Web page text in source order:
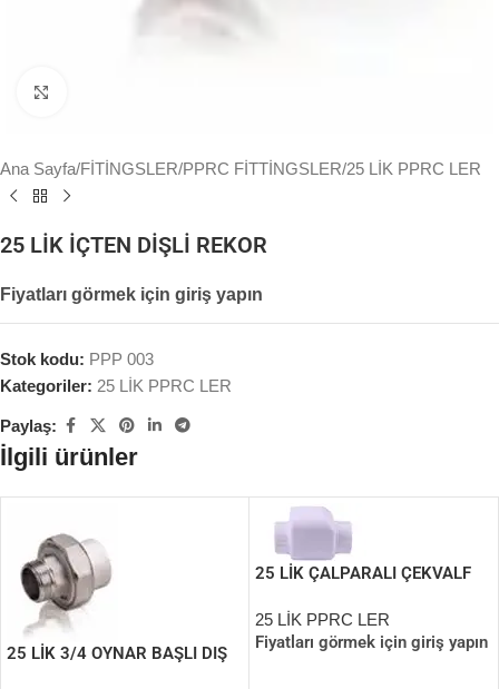
Ana Sayfa/FİTİNGSLER/PPRC FİTTİNGSLER/25 LİK PPRC LER
25 LİK İÇTEN DİŞLİ REKOR
Fiyatları görmek için giriş yapın
Stok kodu: PPP 003
Kategoriler: 25 LİK PPRC LER
Paylaş:
İlgili ürünler
25 LİK 3/4 OYNAR BAŞLI DIŞ
25 LİK ÇALPARALI ÇEKVALF
25 LİK PPRC LER
Fiyatları görmek için giriş yapın